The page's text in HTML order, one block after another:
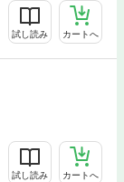
試し読み カートへ
試し読み カートへ